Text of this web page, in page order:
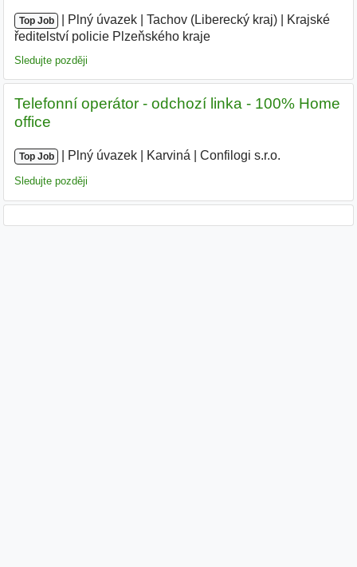
Top Job Plný úvazek Tachov (Liberecký kraj)
Krajské
ředitelství policie Plzeňského kraje|
Sledujte později
Telefonní operátor - odchozí linka - 100% Home
office
Top Job Plný úvazek Karviná Confilogi s.r.o.
Sledujte později